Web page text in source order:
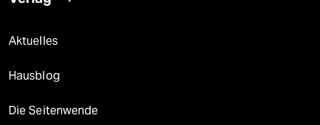
Aktuelles
Hausblog
Die Seitenwende